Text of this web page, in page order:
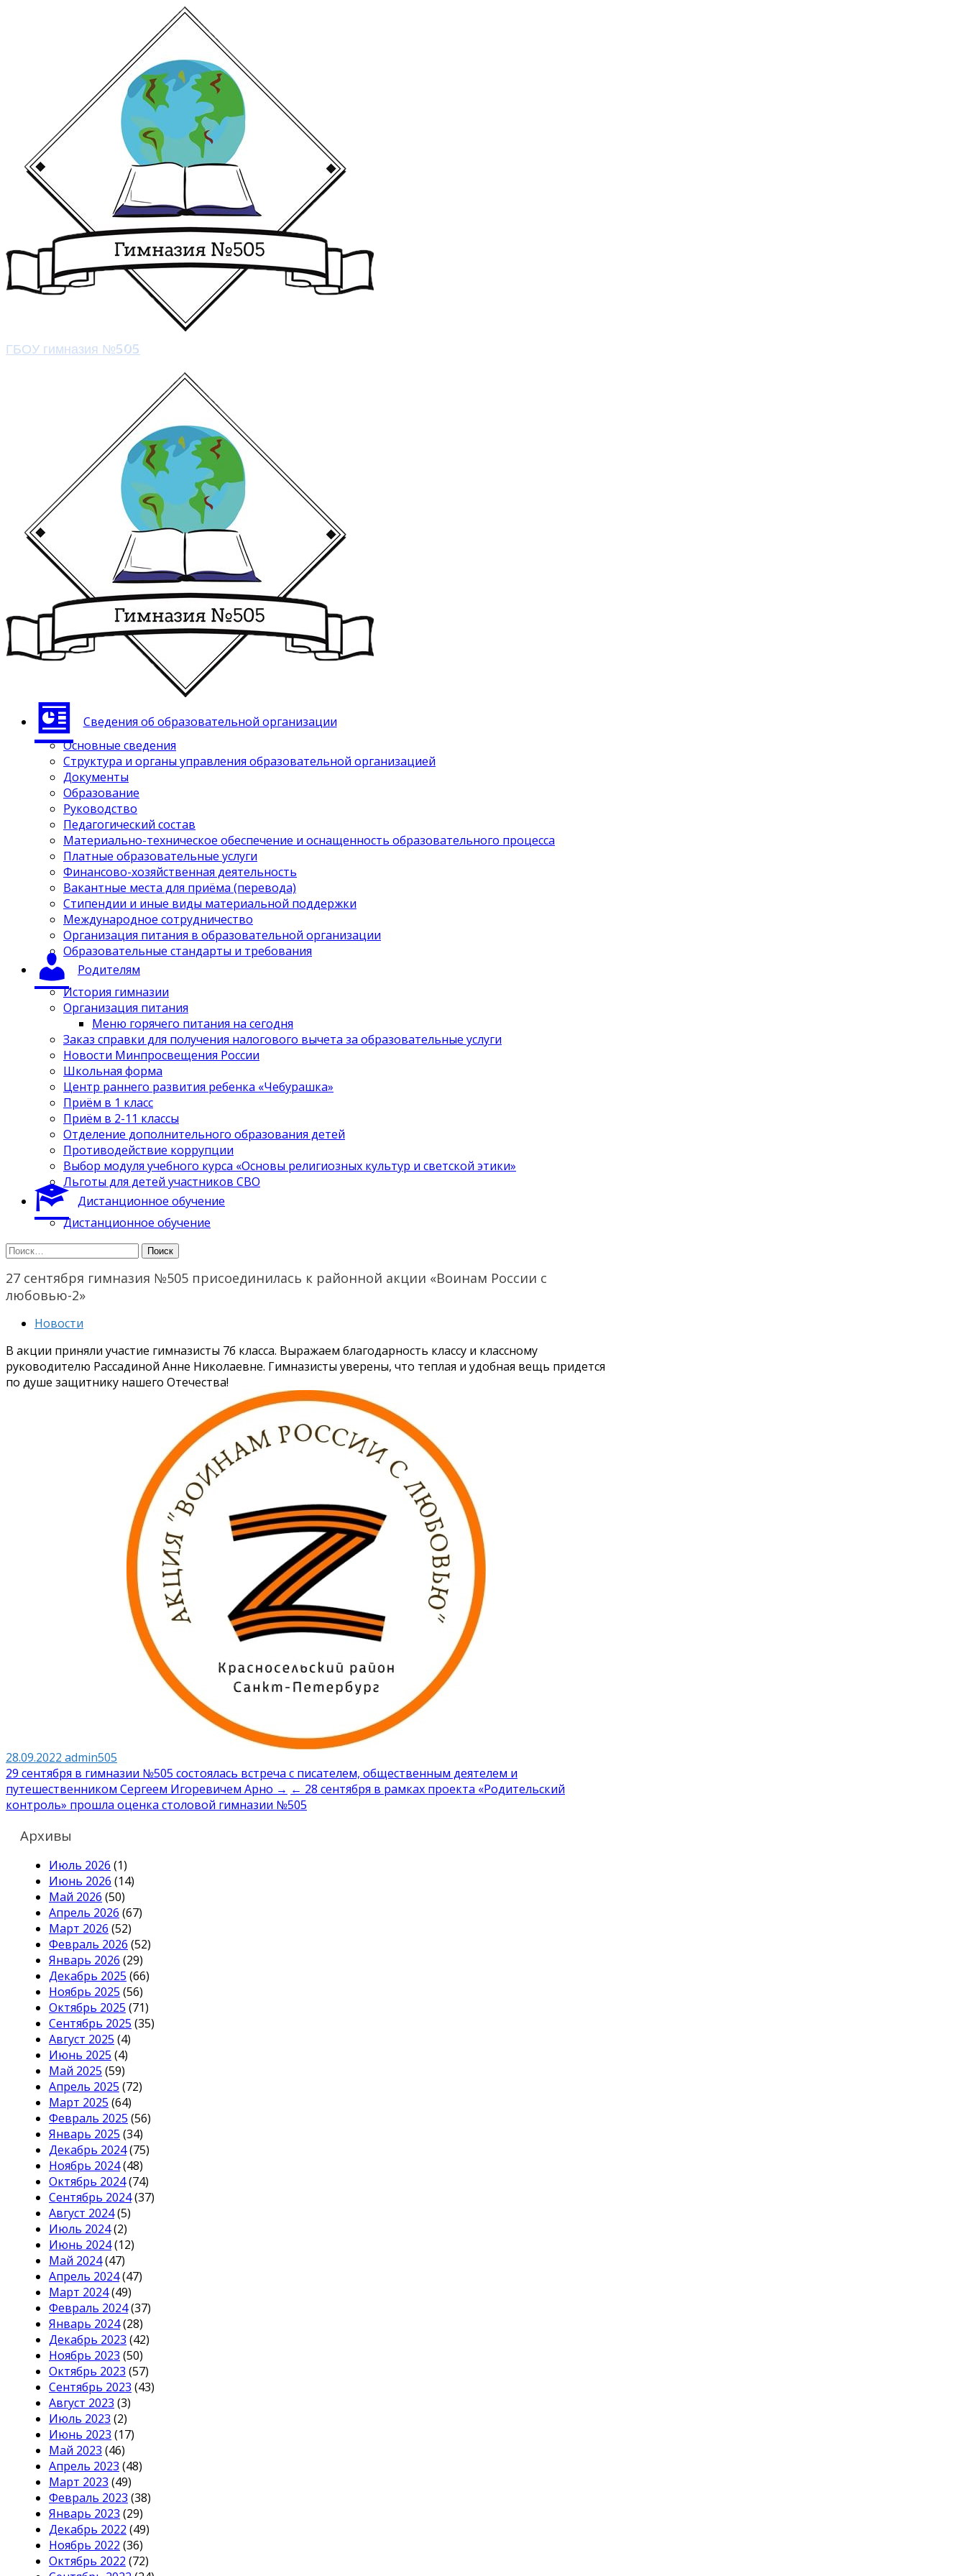
ГБОУ гимназия №505
Сведения об образовательной организации
Основные сведения
Структура и органы управления образовательной организацией
Документы
Образование
Руководство
Педагогический состав
Материально-техническое обеспечение и оснащенность образовательного процесса
Платные образовательные услуги
Финансово-хозяйственная деятельность
Вакантные места для приёма (перевода)
Стипендии и иные виды материальной поддержки
Международное сотрудничество
Организация питания в образовательной организации
Образовательные стандарты и требования
Родителям
История гимназии
Организация питания
Меню горячего питания на сегодня
Заказ справки для получения налогового вычета за образовательные услуги
Новости Минпросвещения России
Школьная форма
Центр раннего развития ребенка «Чебурашка»
Приём в 1 класс
Приём в 2-11 классы
Отделение дополнительного образования детей
Противодействие коррупции
Выбор модуля учебного курса «Основы религиозных культур и светской этики»
Льготы для детей участников СВО
Дистанционное обучение
Дистанционное обучение
Найти:
27 сентября гимназия №505 присоединилась к районной акции «Воинам России с
любовью-2»
Новости
В акции приняли участие гимназисты 7б класса. Выражаем благодарность классу и классному
руководителю Рассадиной Анне Николаевне. Гимназисты уверены, что теплая и удобная вещь придется
по душе защитнику нашего Отечества!
28.09.2022 admin505
Навигация
по
записям
29 сентября в гимназии №505 состоялась встреча с писателем, общественным деятелем и
путешественником Сергеем Игоревичем Арно → ← 28 сентября в рамках проекта «Родительский
контроль» прошла оценка столовой гимназии №505
Архивы
Июль 2026 (1)
Июнь 2026 (14)
Май 2026 (50)
Апрель 2026 (67)
Март 2026 (52)
Февраль 2026 (52)
Январь 2026 (29)
Декабрь 2025 (66)
Ноябрь 2025 (56)
Октябрь 2025 (71)
Сентябрь 2025 (35)
Август 2025 (4)
Июнь 2025 (4)
Май 2025 (59)
Апрель 2025 (72)
Март 2025 (64)
Февраль 2025 (56)
Январь 2025 (34)
Декабрь 2024(75)
Ноябрь 2024(48)
Октябрь 2024(74)
Сентябрь 2024(37)
Август 2024(5)
Июль 2024(2)
Июнь 2024(12)
Май 2024(47)
Апрель 2024(47)
Март 2024(49)
Февраль 2024(37)
Январь 2024(28)
Декабрь 2023 (42)
Ноябрь 2023 (50)
Октябрь 2023 (57)
Сентябрь 2023 (43)
Август 2023 (3)
Июль 2023 (2)
Июнь 2023 (17)
Май 2023 (46)
Апрель 2023 (48)
Март 2023 (49)
Февраль 2023 (38)
Январь 2023 (29)
Декабрь 2022 (49)
Ноябрь 2022 (36)
Октябрь 2022 (72)